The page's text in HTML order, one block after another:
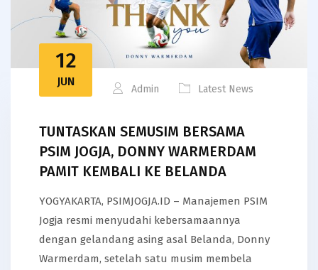
12
JUN
Admin Latest News
TUNTASKAN SEMUSIM BERSAMA
PSIM JOGJA, DONNY WARMERDAM
PAMIT KEMBALI KE BELANDA
YOGYAKARTA, PSIMJOGJA.ID – Manajemen PSIM
Jogja resmi menyudahi kebersamaannya
dengan gelandang asing asal Belanda, Donny
Warmerdam, setelah satu musim membela